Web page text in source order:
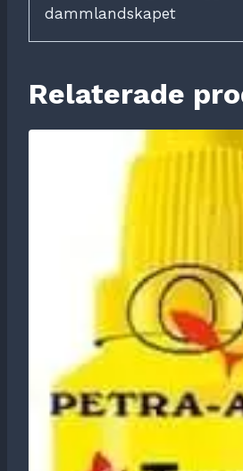
dammlandskapet
Relaterade